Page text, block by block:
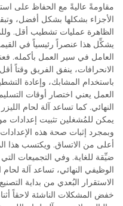
مقاومةً عاليةً مع الحفاظ على
الأجزاء بشكلها بشكل أفضل،
الظاهرة عمليات تشطيب أقل.
يشكِّل هذا عنصراً رئيسياً في
العامل في سير العمل بأكمله.
الانحرافات، ينفق الفريق وقتاً
باستخدام المشابك، وإعادة
العمل يعني اختصار أوقات
النهائي. كما تساعد آلة لحام
يمكن للمُشغلين تثبيت إعدادات
وبمجرد إثبات صحة هذه
أعلى من الاتساق. ويكتسب هذا
ضيِّقة للغاية. وفي التجميعات التي
الوظيفي النهائي، تساعد آلة
الاستقرار البُعدي من بداية
خفض المشكلات الناشئة لاحقاً